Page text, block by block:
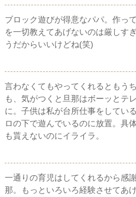
ブロック遊びが得意なパパ。作っ
を一切教えてあげないのは厳しす
うだからいいけどね(笑)
言わなくてもやってくれるともう
も、気がつくと旦那はボーッとテ
に。子供は私が台所仕事をしてい
ロの下で遊んでいるのに放置。具
も貰えないのにイライラ。
一通りの育児はしてくれるから感
那。もっといろいろ経験させてあ